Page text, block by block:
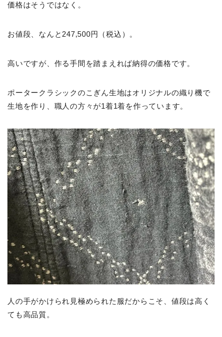
価格はそうではなく。
お値段、なんと247,500円（税込）。
高いですが、作る手間を踏まえれば納得の価格です。
ポータークラシックのこぎん生地はオリジナルの織り機で
生地を作り、職人の方々が1着1着を作っています。
人の手がかけられ見極められた服だからこそ、値段は高く
ても高品質。